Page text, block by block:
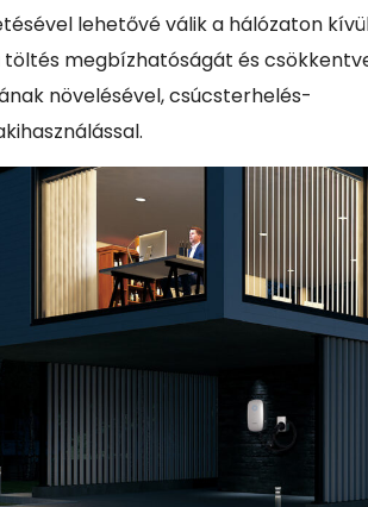
lehetővé válik a hálózaton
megbízhatóságát és
növelésével, csúcsterhelés-